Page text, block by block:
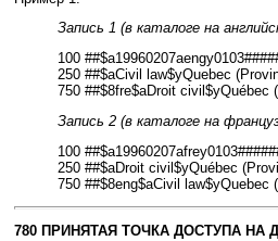
Запись 1 (в каталоге на
100
250 ##$aCivil law$yQuebec
750 ##$8fre$aDroit
Запись 2 (в каталоге на
100
250 ##$aDroit civil$yQuébec
750 ##$8eng$aCivil
780 ПРИНЯТАЯ ТОЧКА ДОСТУПА